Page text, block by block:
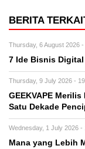
BERITA
Thursday, 6 August 2026
7 Ide Bisnis
Thursday, 9 July 2026 -
GEEKVAPE
Satu Dekade
Wednesday, 1 July 2026 -
Mana yang Lebih